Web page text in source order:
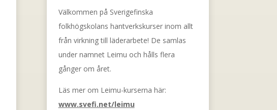
Välkommen på Sverigefinska
folkhögskolans hantverkskurser inom allt
från virkning till läderarbete! De samlas
under namnet Leimu och hålls flera
gånger om året.
Läs mer om Leimu-kurserna här:
www.svefi.net/leimu